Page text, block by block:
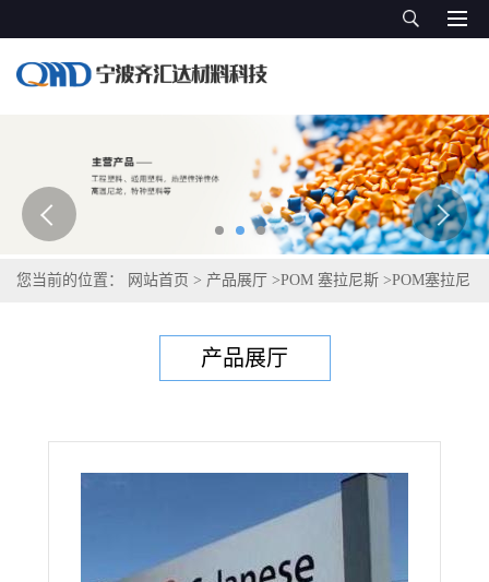
您当前的位置： 网站首页 > 产品展厅 >POM 塞拉尼斯 >POM塞拉尼
产品展厅